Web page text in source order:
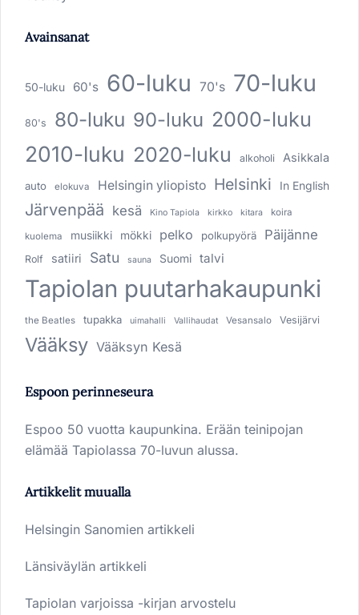
Avainsanat
50-luku 60's 60-luku 70's 70-luku
80's 80-luku 90-luku 2000-luku
2010-luku 2020-luku alkoholi Asikkala
auto elokuva Helsingin yliopisto Helsinki In English
Järvenpää kesä Kino Tapiola kirkko kitara koira
kuolema musiikki mökki pelko polkupyörä Päijänne
Rolf satiiri Satu sauna Suomi talvi
Tapiolan puutarhakaupunki
the Beatles tupakka uimahalli Vallihaudat Vesansalo Vesijärvi
Vääksy Vääksyn Kesä
Espoon perinneseura
Espoo 50 vuotta kaupunkina. Erään teinipojan
elämää Tapiolassa 70-luvun alussa.
Artikkelit muualla
Helsingin Sanomien artikkeli
Länsiväylän artikkeli
Tapiolan varjoissa -kirjan arvostelu